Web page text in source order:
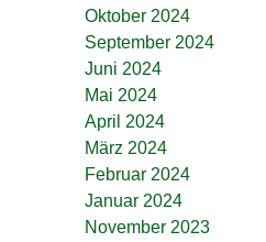
Oktober 2024
September 2024
Juni 2024
Mai 2024
April 2024
März 2024
Februar 2024
Januar 2024
November 2023